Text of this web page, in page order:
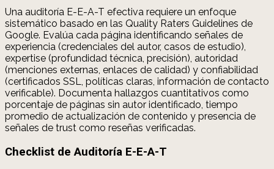
Una auditoría E-E-A-T efectiva requiere un enfoque
sistemático basado en las Quality Raters Guidelines de
Google. Evalúa cada página identificando señales de
experiencia (credenciales del autor, casos de estudio),
expertise (profundidad técnica, precisión), autoridad
(menciones externas, enlaces de calidad) y confiabilidad
(certificados SSL, políticas claras, información de contacto
verificable). Documenta hallazgos cuantitativos como
porcentaje de páginas sin autor identificado, tiempo
promedio de actualización de contenido y presencia de
señales de trust como reseñas verificadas.
Checklist de Auditoría E-E-A-T